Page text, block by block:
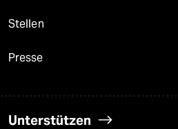
Stellen
Presse
Unterstützen